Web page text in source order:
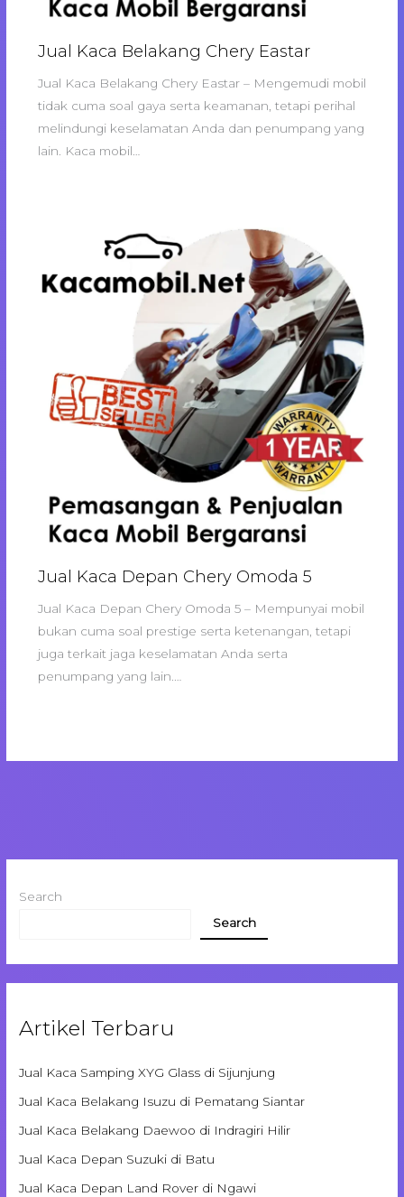
Jual Kaca Belakang Chery Eastar
Jual Kaca Belakang Chery Eastar – Mengemudi mobil
tidak cuma soal gaya serta keamanan, tetapi perihal
melindungi keselamatan Anda dan penumpang yang
lain. Kaca mobil…
Jual Kaca Depan Chery Omoda 5
Jual Kaca Depan Chery Omoda 5 – Mempunyai mobil
bukan cuma soal prestige serta ketenangan, tetapi
juga terkait jaga keselamatan Anda serta
penumpang yang lain.…
Search
Search
Artikel Terbaru
Jual Kaca Samping XYG Glass di Sijunjung
Jual Kaca Belakang Isuzu di Pematang Siantar
Jual Kaca Belakang Daewoo di Indragiri Hilir
Jual Kaca Depan Suzuki di Batu
Jual Kaca Depan Land Rover di Ngawi